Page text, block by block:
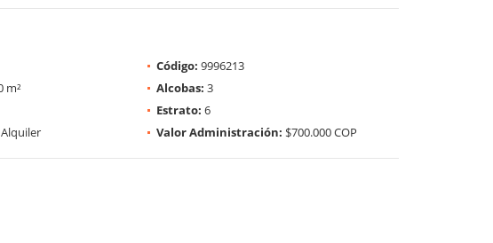
Código: 9996213
m² Alcobas: 3
Estrato: 6
Alquiler Valor Administración: $700.000 COP